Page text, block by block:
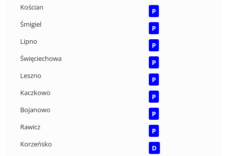
Kościan
P
Śmigiel
P
Lipno
P
Święciechowa
P
Leszno
P
Kaczkowo
P
Bojanowo
P
Rawicz
P
Korzeńsko
D